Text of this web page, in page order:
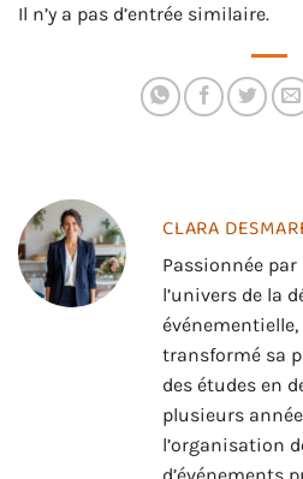
Il n’y a pas d’entrée similaire.
CLARA
Passionnée par
l’univers de la
transformé sa
des études en
plusieurs
l’organisation